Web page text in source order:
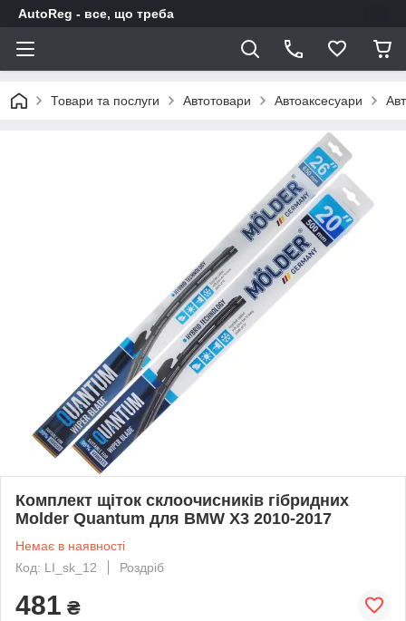
AutoReg - все, що треба
Товари та послуги Автотовари Автоаксесуари
Комплект щіток склоочисників гібридних
Molder Quantum для BMW X3 2010-2017
Немає в наявності
Код: LI_sk_12
Роздріб
481 ₴